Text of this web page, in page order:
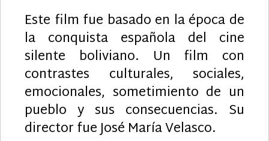
Este film fue basado en la época de
la conquista española del cine
silente boliviano. Un film con
contrastes culturales, sociales,
emocionales, sometimiento de un
pueblo y sus consecuencias. Su
director fue José María Velasco.